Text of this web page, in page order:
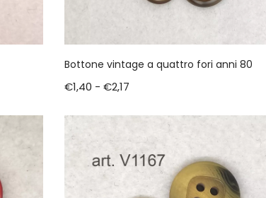
Bottone vintage a quattro fori anni 80
€1,40 - €2,17